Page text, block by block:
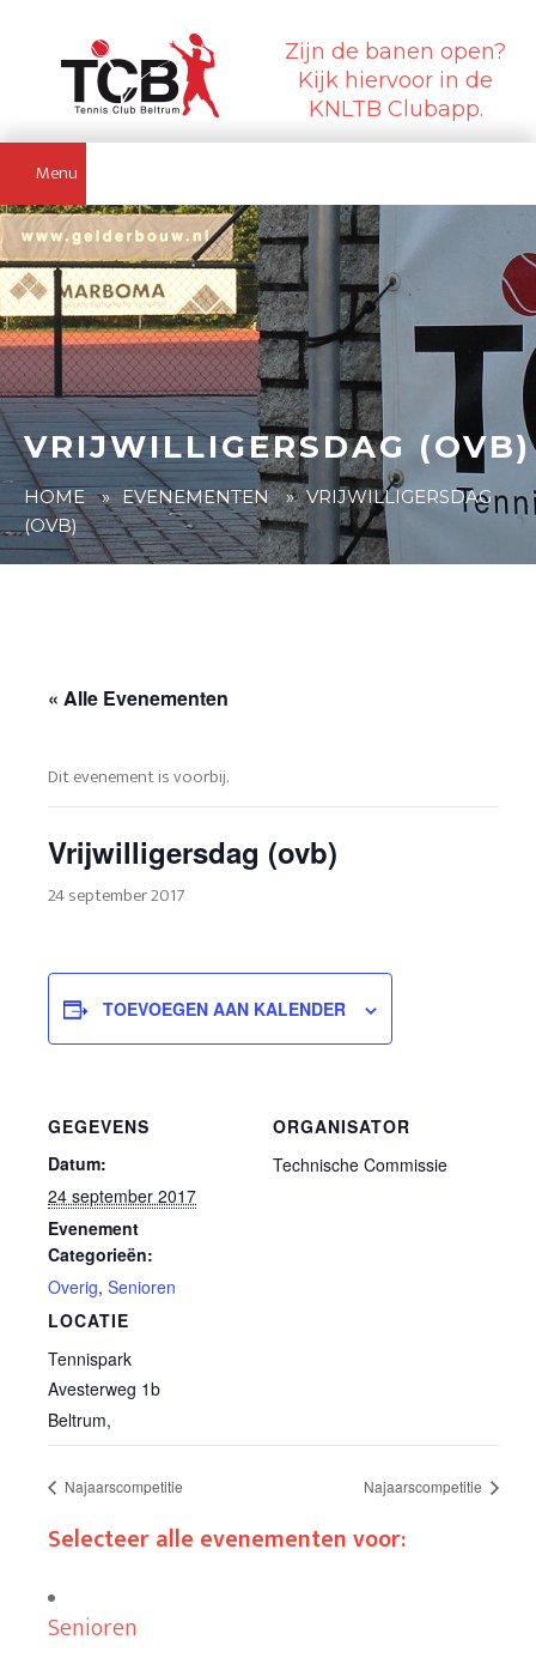
Zijn de banen open?
Kijk hiervoor in de
KNLTB Clubapp.
Menu
HOME » EVENEMENTEN » VRIJWILLIGERSDAG
(OVB)
VRIJWILLIGERSDAG (OVB)
« Alle Evenementen
Dit evenement is voorbij.
Vrijwilligersdag (ovb)
24 september 2017
TOEVOEGEN AAN KALENDER
GEGEVENS
Datum:
24 september 2017
Evenement
Categorieën:
Overig, Senioren
LOCATIE
Tennispark
Avesterweg 1b
Beltrum,
ORGANISATOR
Technische Commissie
Najaarscompetitie Najaarscompetitie
Selecteer alle evenementen voor:
Senioren